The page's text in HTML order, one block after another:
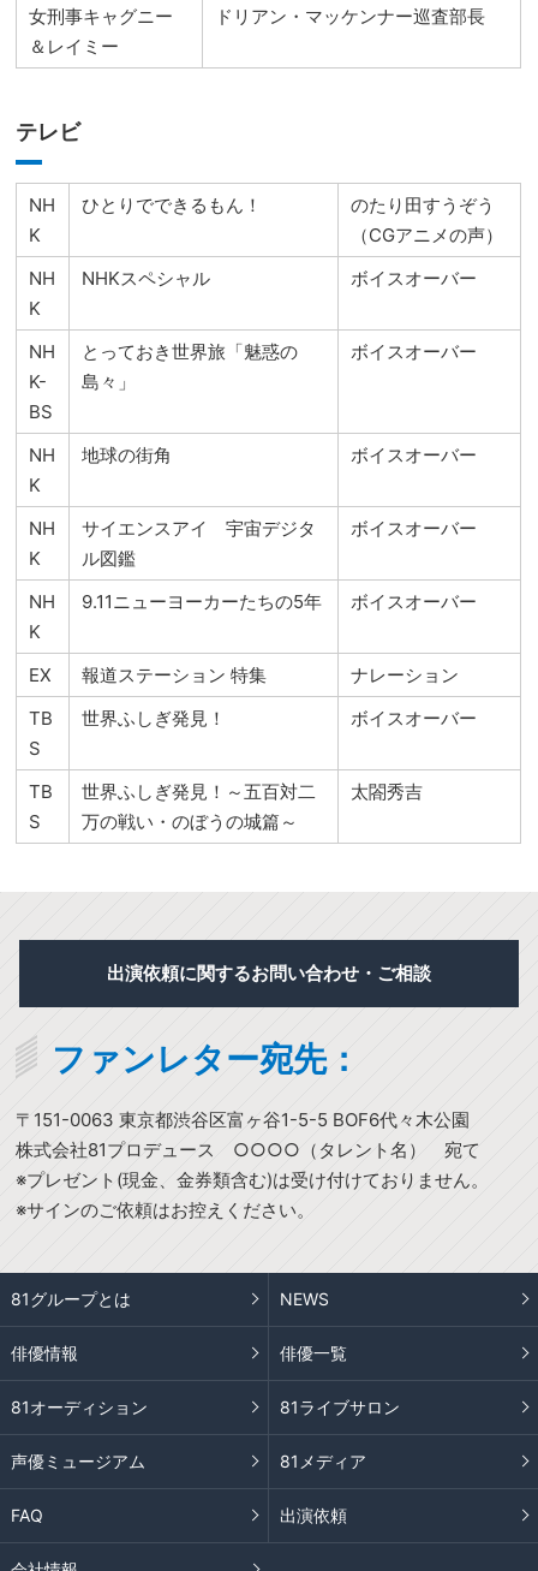
女刑事キャグニー
＆レイミー
ドリアン・マッケンナー巡査部長
テレビ
NH
K
ひとりでできるもん！
のたり田すうぞう
（CGアニメの声）
NH
K
NHKスペシャル ボイスオーバー
NH
K-
BS
とっておき世界旅「魅惑の
島々」
ボイスオーバー
NH
K
地球の街角 ボイスオーバー
NH
K
サイエンスアイ 宇宙デジタ
ル図鑑
ボイスオーバー
NH
K
9.11ニューヨーカーたちの5年 ボイスオーバー
EX 報道ステーション 特集
ナレーション
TB
S
世界ふしぎ発見！ ボイスオーバー
TB
S
世界ふしぎ発見！～五百対二
万の戦い・のぼうの城篇～
太閤秀吉
出演依頼に関するお問い合わせ・ご相談
ファンレター宛先：
〒151-0063 東京都渋谷区富ヶ谷1-5-5 BOF6代々木公園
株式会社81プロデュース ○○○○（タレント名） 宛て
※プレゼント(現金、金券類含む)は受け付けておりません。
※サインのご依頼はお控えください。
81グループとは NEWS
俳優情報 俳優一覧
81オーディション 81ライブサロン
声優ミュージアム 81メディア
FAQ 出演依頼